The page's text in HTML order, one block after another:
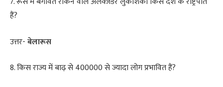
हैं?
उत्तर-बेलारूस
8. किस राज्य में बाढ़ से 400000 से ज्यादा लोग प्रभावित हैं?